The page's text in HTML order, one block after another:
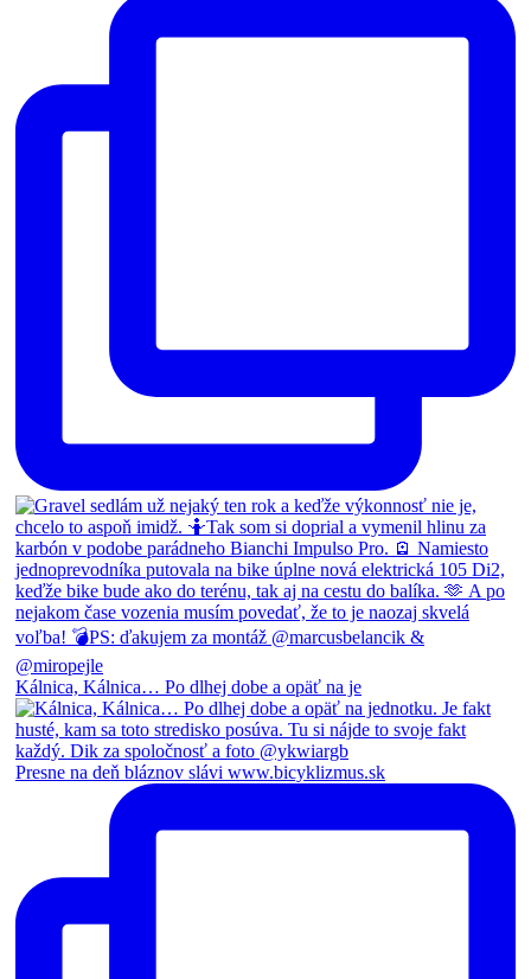
Kálnica, Kálnica… Po dlhej dobe a opäť na je
Presne na deň bláznov slávi www.bicyklizmus.sk